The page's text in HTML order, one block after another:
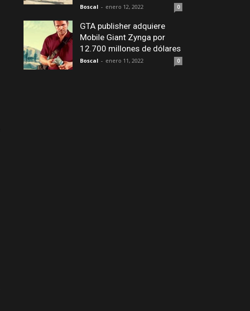
Boscal - enero 12, 2022 0
GTA publisher adquiere
Mobile Giant Zynga por
12.700 millones de dólares
Boscal - enero 11, 2022 0